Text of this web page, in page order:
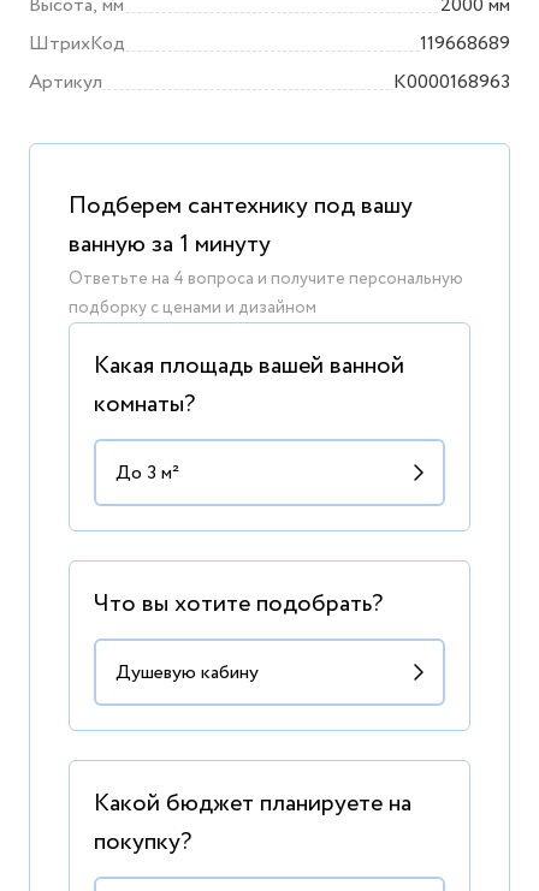
ШтрихКод
119668689
Артикул
K0000168963
Подберем сантехнику под вашу
ванную за 1 минуту
Ответьте на 4 вопроса и получите персональную
подборку с ценами и дизайном
Какая площадь вашей ванной
комнаты?
Что вы хотите подобрать?
Какой бюджет планируете на
покупку?